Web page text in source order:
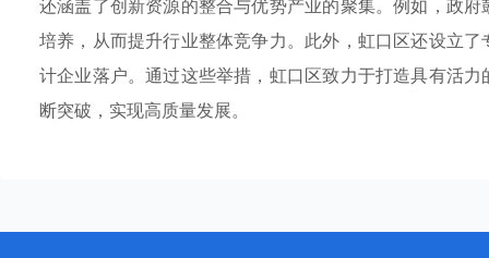
还涵盖了创新资源的整合与优势产业的聚集。例如，政
培养，从而提升行业整体竞争力。此外，虹口区还设立了
计企业落户。通过这些举措，虹口区致力于打造具有活
断突破，实现高质量发展。